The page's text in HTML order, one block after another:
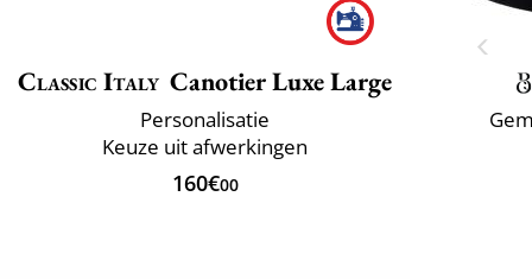
Classic Italy Canotier Luxe Large
Personalisatie
Keuze uit afwerkingen
160€00